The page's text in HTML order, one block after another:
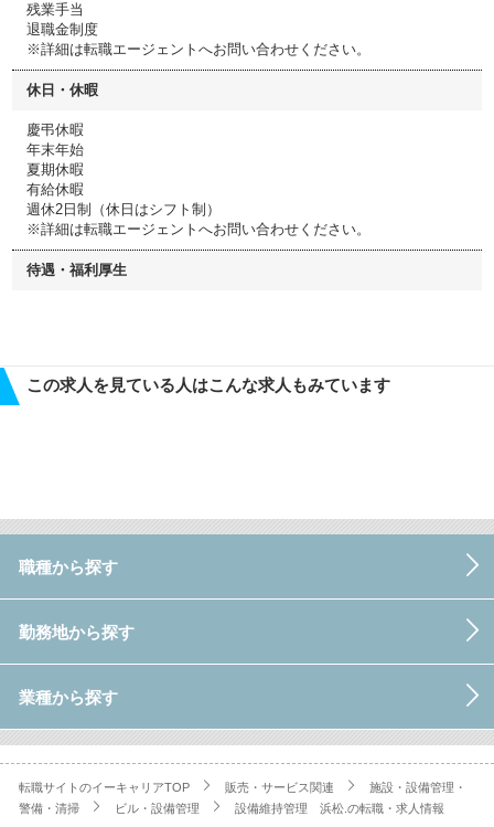
残業手当
退職金制度
※詳細は転職エージェントへお問い合わせください。
休日・休暇
慶弔休暇
年末年始
夏期休暇
有給休暇
週休2日制（休日はシフト制）
※詳細は転職エージェントへお問い合わせください。
待遇・福利厚生
この求人を見ている人はこんな求人もみています
職種から探す
勤務地から探す
業種から探す
転職サイトのイーキャリアTOP 販売・サービス関連
施設・設備管理・
警備・清掃
ビル・設備管理 設備維持管理 浜松.の転職・求人情報